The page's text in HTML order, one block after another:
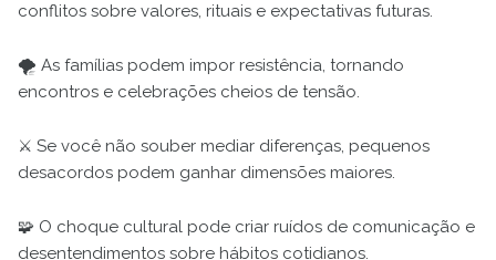
conflitos sobre valores, rituais e expectativas futuras.
🌪️ As famílias podem impor resistência, tornando
encontros e celebrações cheios de tensão.
⚔️ Se você não souber mediar diferenças, pequenos
desacordos podem ganhar dimensões maiores.
🧩 O choque cultural pode criar ruídos de comunicação e
desentendimentos sobre hábitos cotidianos.